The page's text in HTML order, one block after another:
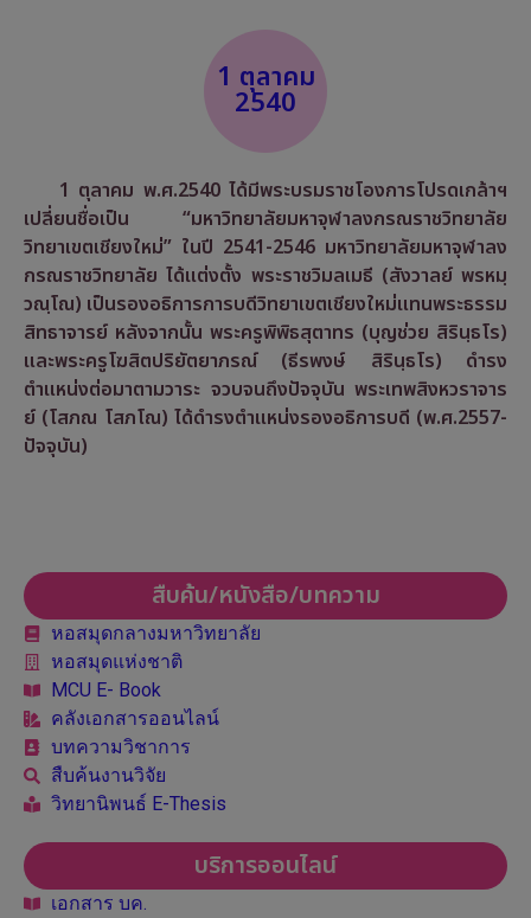
1 ตุลาคม
2540
1 ตุลาคม พ.ศ.2540 ได้มีพระบรมราชโองการโปรดเกล้าฯ
เปลี่ยนชื่อเป็น “มหาวิทยาลัยมหาจุฬาลงกรณราชวิทยาลัย
วิทยาเขตเชียงใหม่” ในปี 2541-2546 มหาวิทยาลัยมหาจุฬาลง
กรณราชวิทยาลัย ได้แต่งตั้ง พระราชวิมลเมธี (สังวาลย์ พรหมฺ
วณฺโณ) เป็นรองอธิการการบดีวิทยาเขตเชียงใหม่แทนพระธรรม
สิทธาจารย์ หลังจากนั้น พระครูพิพิธสุตาทร (บุญช่วย สิรินฺธโร)
และพระครูโฆสิตปริยัตยาภรณ์ (ธีรพงษ์ สิรินฺธโร) ดำรง
ตำแหน่งต่อมาตามวาระ จวบจนถึงปัจจุบัน พระเทพสิงหวราจาร
ย์ (โสภณ โสภโณ) ได้ดำรงตำแหน่งรองอธิการบดี (พ.ศ.2557-
ปัจจุบัน)
สืบค้น/หนังสือ/บทความ
หอสมุดกลางมหาวิทยาลัย
หอสมุดแห่งชาติ
MCU E- Book
คลังเอกสารออนไลน์
บทความวิชาการ
สืบค้นงานวิจัย
วิทยานิพนธ์ E-Thesis
บริการออนไลน์
เอกสาร บค.